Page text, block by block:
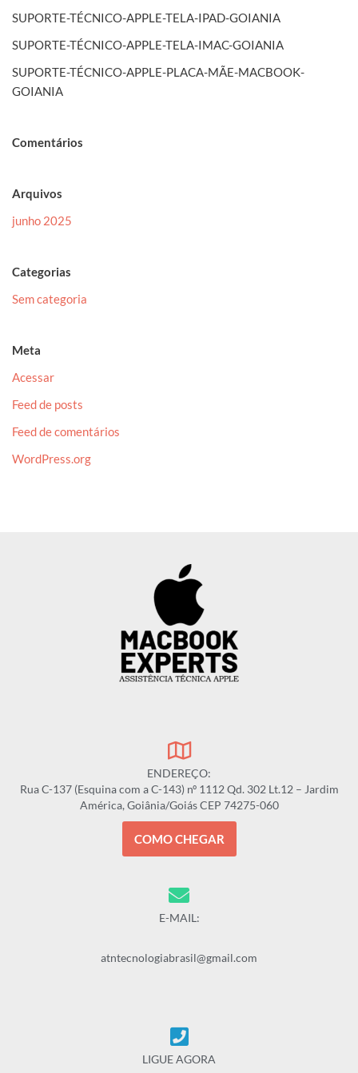
SUPORTE-TÉCNICO-APPLE-TELA-IPAD-GOIANIA
SUPORTE-TÉCNICO-APPLE-TELA-IMAC-GOIANIA
SUPORTE-TÉCNICO-APPLE-PLACA-MÃE-MACBOOK-
GOIANIA
Comentários
Arquivos
junho 2025
Categorias
Sem categoria
Meta
Acessar
Feed de posts
Feed de comentários
WordPress.org
ENDEREÇO:
Rua C-137 (Esquina com a C-143) nº 1112 Qd. 302 Lt.12 – Jardim
América, Goiânia/Goiás CEP 74275-060
COMO CHEGAR
E-MAIL:
atntecnologiabrasil@gmail.com
LIGUE AGORA